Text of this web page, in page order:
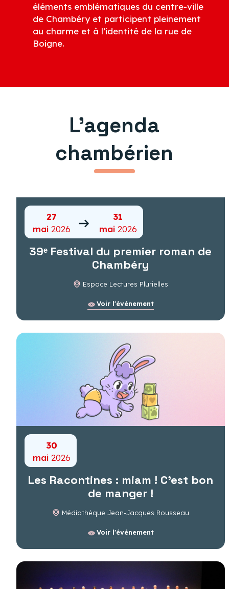
éléments emblématiques du centre-ville
de Chambéry et participent pleinement
au charme et à l’identité de la rue de
Boigne.
L’agenda
chambérien
27
mai 2026
31
mai 2026
39ᵉ Festival du premier roman de
Chambéry
Espace Lectures Plurielles
Voir l'événement
30
mai 2026
Les Racontines : miam ! C'est bon
de manger !
Médiathèque Jean-Jacques Rousseau
Voir l'événement